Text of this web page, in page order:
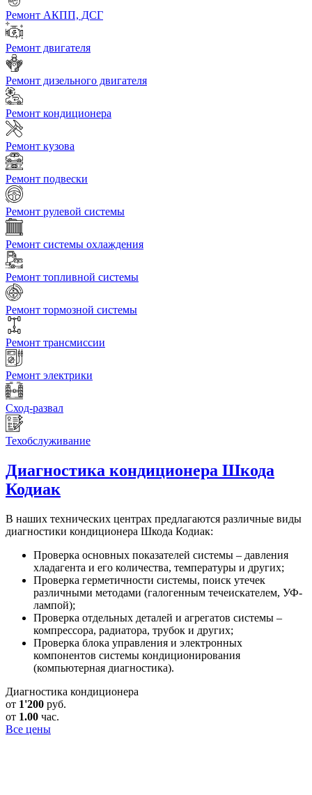
Ремонт АКПП, ДСГ
Ремонт двигателя
Ремонт дизельного двигателя
Ремонт кондиционера
Ремонт кузова
Ремонт подвески
Ремонт рулевой системы
Ремонт системы охлаждения
Ремонт топливной системы
Ремонт тормозной системы
Ремонт трансмиссии
Ремонт электрики
Сход-развал
Техобслуживание
Диагностика кондиционера Шкода
Кодиак
В наших технических центрах предлагаются различные виды
диагностики кондиционера Шкода Кодиак:
Проверка основных показателей системы – давления
хладагента и его количества, температуры и других;
Проверка герметичности системы, поиск утечек
различными методами (галогенным течеискателем, УФ-
лампой);
Проверка отдельных деталей и агрегатов системы –
компрессора, радиатора, трубок и других;
Проверка блока управления и электронных
компонентов системы кондиционирования
(компьютерная диагностика).
Диагностика кондиционера
от 1'200 руб.
от 1.00 час.
Все цены